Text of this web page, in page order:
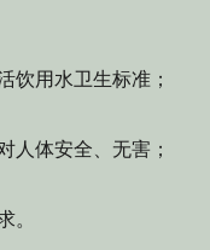
饮用水卫生标准；
人体安全、无害；
。